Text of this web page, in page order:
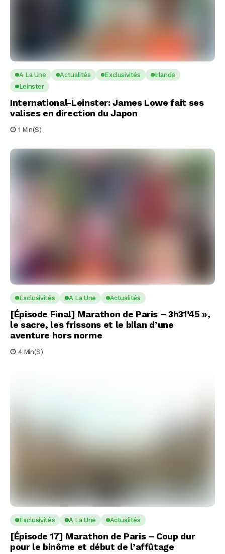
A La Une Actualités Exclusivités
Irlande
Leinster
International-Leinster: James Lowe fait ses
valises en direction du Japon
1 Min(s)
Exclusivités A La Une Actualités
[Épisode Final] Marathon de Paris – 3h31’45 »,
le sacre, les frissons et le bilan d’une
aventure hors norme
4 Min(s)
Exclusivités A La Une Actualités
[Épisode 17] Marathon de Paris – Coup dur
pour le binôme et début de l’affûtage